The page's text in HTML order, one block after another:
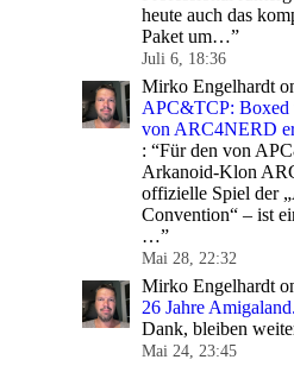
heute auch das
Paket um…”
Juli 6, 18:36
Mirko Engelhardt
APC&TCP: Boxed
von ARC4NERD
: “Für den von
Arkanoid-Klon
offizielle Spiel der
Convention“ – ist
…”
Mai 28, 22:32
Mirko Engelhardt
26 Jahre
Dank, bleiben
Mai 24, 23:45